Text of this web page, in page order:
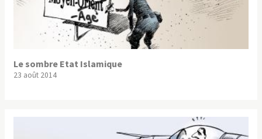
Le sombre Etat Islamique
23 août 2014